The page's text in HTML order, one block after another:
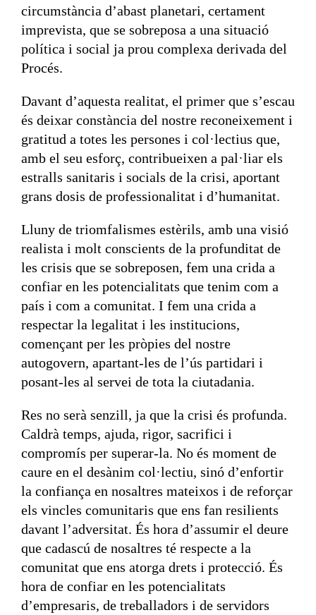
circumstància d’abast planetari, certament
imprevista, que se sobreposa a una situació
política i social ja prou complexa derivada del
Procés.
Davant d’aquesta realitat, el primer que s’escau
és deixar constància del nostre reconeixement i
gratitud a totes les persones i col·lectius que,
amb el seu esforç, contribueixen a pal·liar els
estralls sanitaris i socials de la crisi, aportant
grans dosis de professionalitat i d’humanitat.
Lluny de triomfalismes estèrils, amb una visió
realista i molt conscients de la profunditat de
les crisis que se sobreposen, fem una crida a
confiar en les potencialitats que tenim com a
país i com a comunitat. I fem una crida a
respectar la legalitat i les institucions,
començant per les pròpies del nostre
autogovern, apartant-les de l’ús partidari i
posant-les al servei de tota la ciutadania.
Res no serà senzill, ja que la crisi és profunda.
Caldrà temps, ajuda, rigor, sacrifici i
compromís per superar-la. No és moment de
caure en el desànim col·lectiu, sinó d’enfortir
la confiança en nosaltres mateixos i de reforçar
els vincles comunitaris que ens fan resilients
davant l’adversitat. És hora d’assumir el deure
que cadascú de nosaltres té respecte a la
comunitat que ens atorga drets i protecció. És
hora de confiar en les potencialitats
d’empresaris, de treballadors i de servidors